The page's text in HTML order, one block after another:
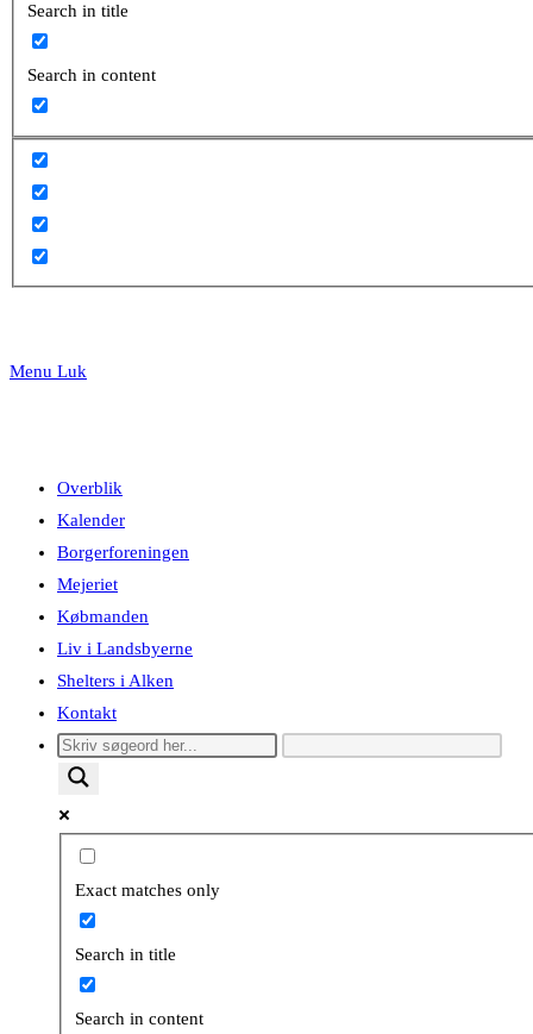
search
Search in title
Search in content
Menu Luk
Overblik
Kalender
Borgerforeningen
Mejeriet
Købmanden
Liv i Landsbyerne
Shelters i Alken
Kontakt
Exact matches only
Search in title
Search in content